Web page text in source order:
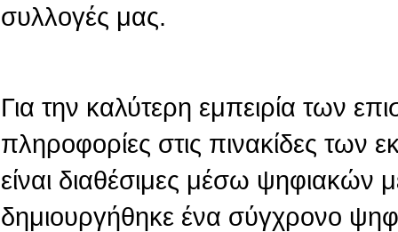
συλλογές μας.
Για την καλύτερη εμπειρία των
πληροφορίες στις πινακίδες των
είναι διαθέσιμες μέσω
δημιουργήθηκε ένα σύγχρονο